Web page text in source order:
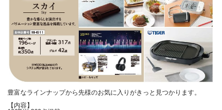
豊富なラインナップから先様のお気に入りがきっと見つかります。
【内容】